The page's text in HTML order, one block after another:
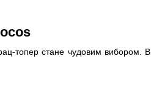
топер стане чудовим вибором.